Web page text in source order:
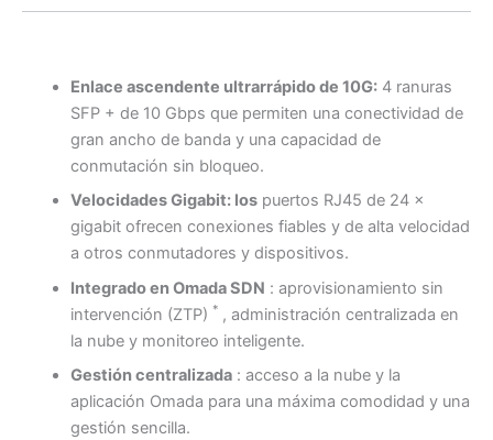
Enlace ascendente ultrarrápido de 10G:4 ranuras
SFP + de 10 Gbps que permiten una conectividad de
gran ancho de banda y una capacidad de
conmutación sin bloqueo.
Velocidades Gigabit: lospuertos RJ45 de 24 ×
gigabit ofrecen conexiones fiables y de alta velocidad
a otros conmutadores y dispositivos.
Integrado en Omada SDN : aprovisionamiento sin
intervención (ZTP) *, administración centralizada en
la nube y monitoreo inteligente.
Gestión centralizada: acceso a la nube y la
aplicación Omada para una máxima comodidad y una
gestión sencilla.